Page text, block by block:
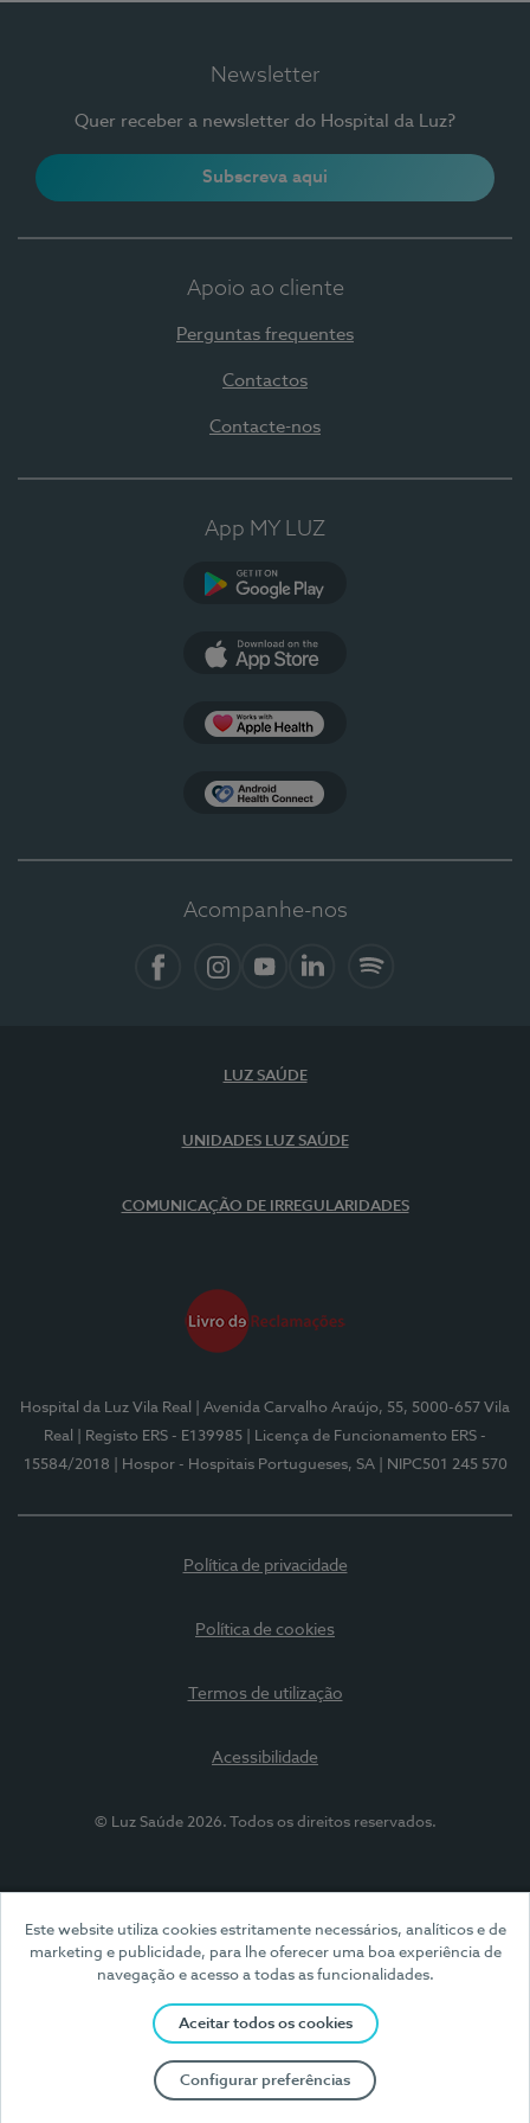
Este website utiliza cookies estritamente necessários, analíticos e de
marketing e publicidade, para lhe oferecer uma boa experiência de
navegação e acesso a todas as funcionalidades.
Aceitar todos os cookies
Configurar preferências
Newsletter
Quer receber a newsletter do Hospital da Luz?
Subscreva aqui
Apoio ao cliente
Perguntas frequentes
Contactos
Contacte-nos
App MY LUZ
Acompanhe-nos
LUZ SAÚDE
UNIDADES LUZ SAÚDE
COMUNICAÇÃO DE IRREGULARIDADES
Hospital da Luz Vila Real
| Avenida Carvalho Araújo, 55, 5000-657 Vila
Real
| Registo ERS - E139985
| Licença de Funcionamento ERS -
15584/2018
| Hospor - Hospitais Portugueses, SA | NIPC501 245 570
Política de privacidade
Política de cookies
Termos de utilização
Acessibilidade
© Luz Saúde 2026. Todos os direitos reservados.